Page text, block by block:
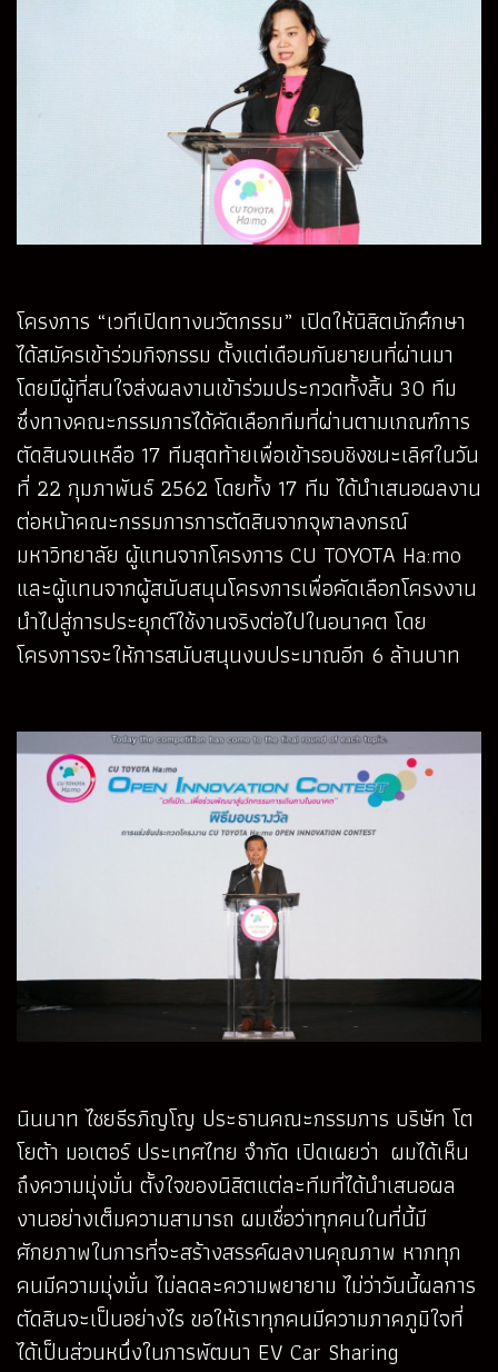
โครงการ “เวทีเปิดทางนวัตกรรม” เปิดให้นิสิตนักศึกษา
ได้สมัครเข้าร่วมกิจกรรม ตั้งแต่เดือนกันยายนที่ผ่านมา
โดยมีผู้ที่สนใจส่งผลงานเข้าร่วมประกวดทั้งสิ้น 30 ทีม
ซึ่งทางคณะกรรมการได้คัดเลือกทีมที่ผ่านตามเกณฑ์การ
ตัดสินจนเหลือ 17 ทีมสุดท้ายเพื่อเข้ารอบชิงชนะเลิศในวัน
ที่ 22 กุมภาพันธ์ 2562 โดยทั้ง 17 ทีม ได้นำเสนอผลงาน
ต่อหน้าคณะกรรมการการตัดสินจากจุฬาลงกรณ์
มหาวิทยาลัย ผู้แทนจากโครงการ CU TOYOTA Ha:mo
และผู้แทนจากผู้สนับสนุนโครงการเพื่อคัดเลือกโครงงาน
นำไปสู่การประยุกต์ใช้งานจริงต่อไปในอนาคต โดย
โครงการจะให้การสนับสนุนงบประมาณอีก 6 ล้านบาท
นินนาท ไชยธีรภิญโญ ประธานคณะกรรมการ บริษัท โต
โยต้า มอเตอร์ ประเทศไทย จำกัด เปิดเผยว่า ผมได้เห็น
ถึงความมุ่งมั่น ตั้งใจของนิสิตแต่ละทีมที่ได้นำเสนอผล
งานอย่างเต็มความสามารถ ผมเชื่อว่าทุกคนในที่นี้มี
ศักยภาพในการที่จะสร้างสรรค์ผลงานคุณภาพ หากทุก
คนมีความมุ่งมั่น ไม่ลดละความพยายาม ไม่ว่าวันนี้ผลการ
ตัดสินจะเป็นอย่างไร ขอให้เราทุกคนมีความภาคภูมิใจที่
ได้เป็นส่วนหนึ่งในการพัฒนา EV Car Sharing